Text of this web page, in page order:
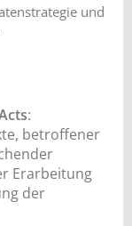
und
:
betroffener
Erarbeitung
der